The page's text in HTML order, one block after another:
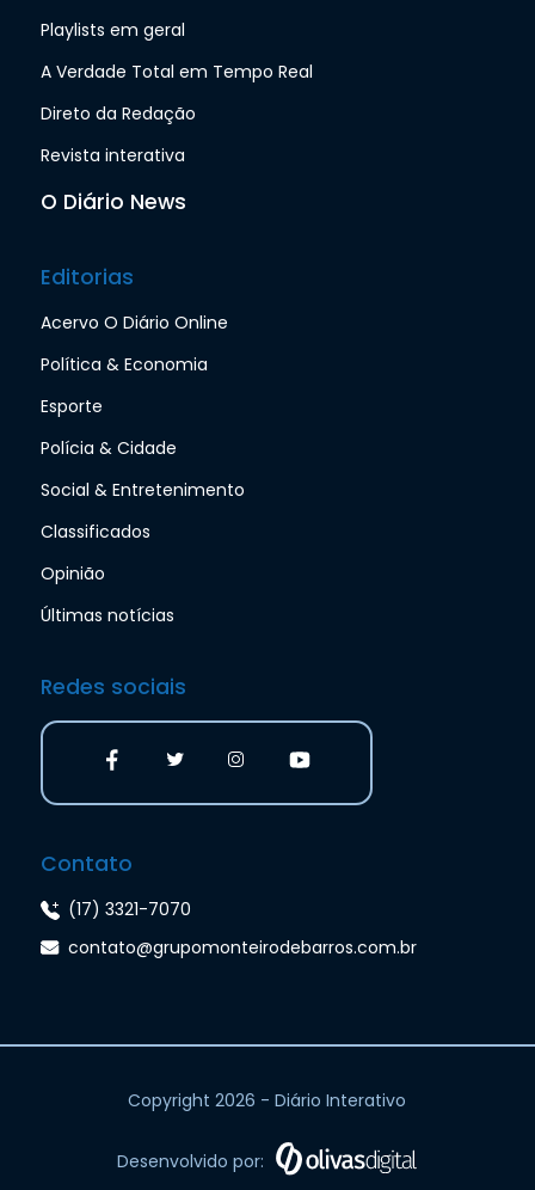
Playlists em geral
A Verdade Total em Tempo Real
Direto da Redação
Revista interativa
O Diário News
Editorias
Acervo O Diário Online
Política & Economia
Esporte
Polícia & Cidade
Social & Entretenimento
Classificados
Opinião
Últimas notícias
Redes sociais
Contato
(17) 3321-7070
contato@grupomonteirodebarros.com.br
Copyright 2026 - Diário Interativo
Desenvolvido por: